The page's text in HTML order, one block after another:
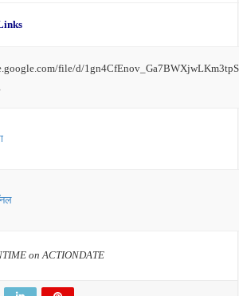
file/d/
on ACTIONDATE